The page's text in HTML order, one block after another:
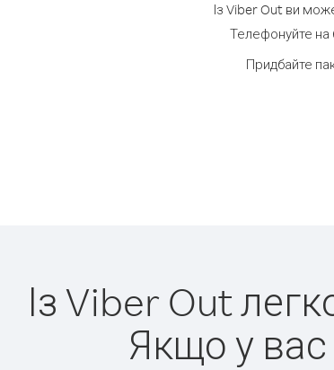
Із Viber Out ви
Телефонуйте на
Придбайте
Із Viber Out
Якщо у